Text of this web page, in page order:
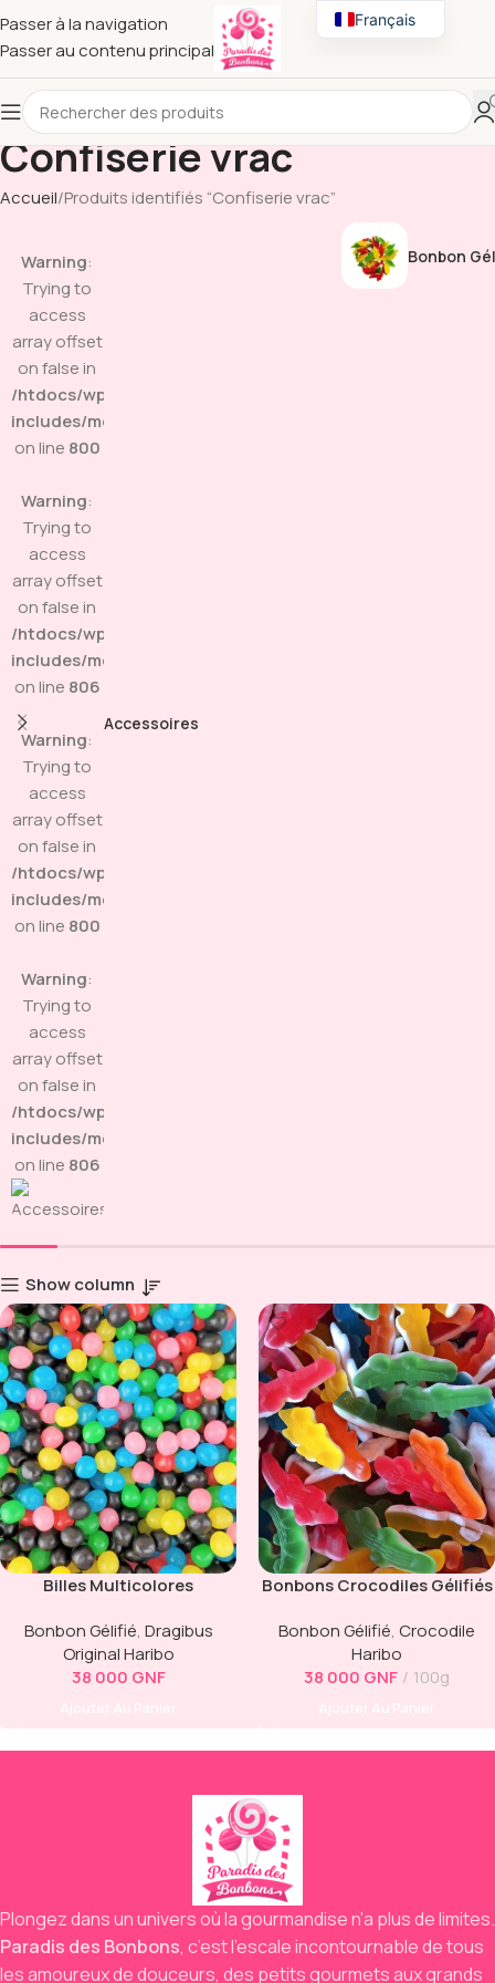
Passer à la navigation
Passer au contenu principal
Confiserie vrac
Accueil Produits identifiés “Confiserie vrac”
Warning:
Trying to
access
array offset
on false in
/htdocs/wp-
includes/media.php
on line 800
Warning:
Trying to
access
array offset
on false in
/htdocs/wp-
includes/media.php
on line 806
Warning:
Trying to
access
array offset
on false in
/htdocs/wp-
includes/media.php
on line 800
Warning:
Trying to
access
array offset
on false in
/htdocs/wp-
includes/media.php
on line 806
Accessoires
Bonbon
Show column
Billes Multicolores
Bonbon Gélifié, Dragibus
Original Haribo
38 000 GNF
Bonbons Crocodiles Gélifiés
Bonbon Gélifié, Crocodile
Haribo
38 000 GNF 100g
Plongez dans un univers où la gourmandise n'a plus de limites.
Paradis des Bonbons, c’est l’escale incontournable de tous
les amoureux de douceurs, des petits gourmets aux grands
Français